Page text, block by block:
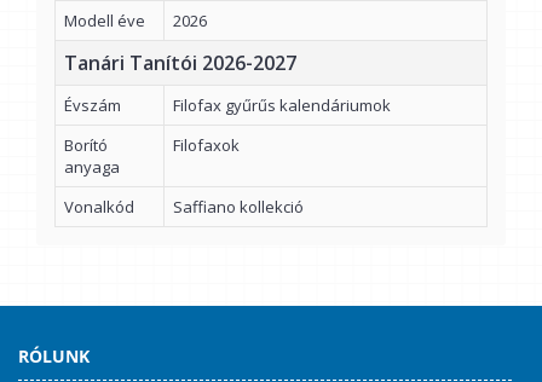
Modell éve
2026
Tanári Tanítói 2026-2027
Évszám
Filofax gyűrűs kalendáriumok
Borító
anyaga
Filofaxok
Vonalkód Saffiano kollekció
RÓLUNK